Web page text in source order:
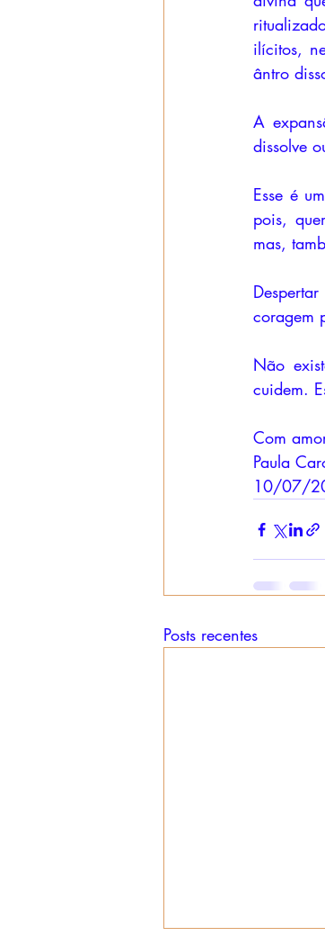
ilícitos,
ântro
A
dissolve
Esse é
pois,
mas,
coragem
Não
cuidem.
Com
Paula
10/07/
Posts recentes